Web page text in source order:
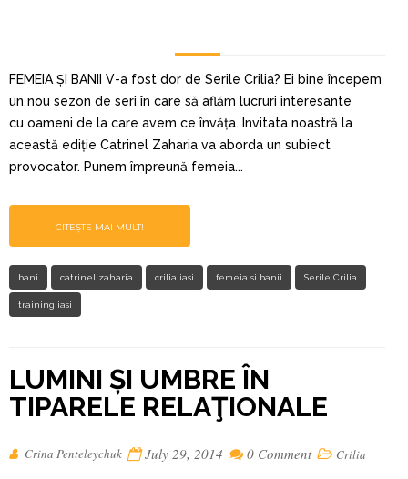
FEMEIA ȘI BANII V-a fost dor de Serile Crilia? Ei bine începem
un nou sezon de seri în care să aflăm lucruri interesante
cu oameni de la care avem ce învăța. Invitata noastră la
această ediție Catrinel Zaharia va aborda un subiect
provocator. Punem împreună femeia...
CITEȘTE MAI MULT!
bani catrinel zaharia crilia iasi femeia si banii Serile Crilia
training iasi
LUMINI ȘI UMBRE ÎN
TIPARELE RELAŢIONALE
Crina Penteleychuk July 29, 2014 0 Comment Crilia